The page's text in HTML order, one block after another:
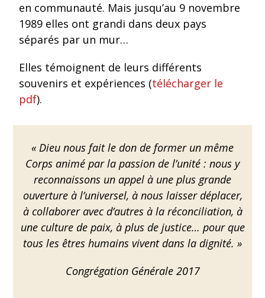
en communauté. Mais jusqu’au 9 novembre
1989 elles ont grandi dans deux pays
séparés par un mur…
Elles témoignent de leurs différents
souvenirs et expériences (télécharger le
pdf).
« Dieu nous fait le don de former un même
Corps animé par la passion de l’unité : nous y
reconnaissons un appel à une plus grande
ouverture à l’universel, à nous laisser déplacer,
à collaborer avec d’autres à la réconciliation, à
une culture de paix, à plus de justice… pour que
tous les êtres humains vivent dans la dignité. »
Congrégation Générale 2017